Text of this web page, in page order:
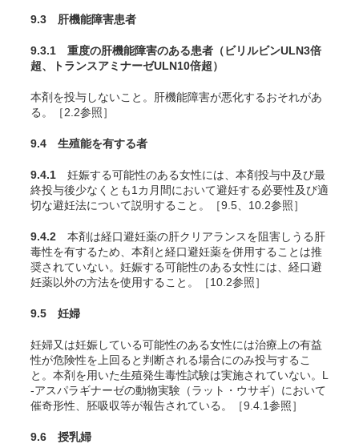
9.3 肝機能障害患者
9.3.1 重度の肝機能障害のある患者（ビリルビンULN3倍
超、トランスアミナーゼULN10倍超）
本剤を投与しないこと。肝機能障害が悪化するおそれがあ
る。［2.2参照］
9.4 生殖能を有する者
9.4.1 妊娠する可能性のある女性には、本剤投与中及び最
終投与後少なくとも1カ月間において避妊する必要性及び適
切な避妊法について説明すること。［9.5、10.2参照］
9.4.2 本剤は経口避妊薬の肝クリアランスを阻害しうる肝
毒性を有するため、本剤と経口避妊薬を併用することは推
奨されていない。妊娠する可能性のある女性には、経口避
妊薬以外の方法を使用すること。［10.2参照］
9.5 妊婦
妊婦又は妊娠している可能性のある女性には治療上の有益
性が危険性を上回ると判断される場合にのみ投与するこ
と。本剤を用いた生殖発生毒性試験は実施されていない。L
-アスパラギナーゼの動物実験（ラット・ウサギ）において
催奇形性、胚吸収等が報告されている。［9.4.1参照］
9.6 授乳婦